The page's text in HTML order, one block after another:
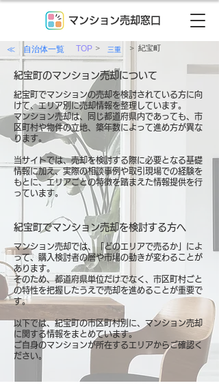
マンション売却窓口
≪ 自治体一覧 TOP > 三重 > 紀宝町
紀宝町のマンション売却について
紀宝町でマンションの売却を検討されている方に向
けて、エリア別に売却情報を整理しています。
マンション売却は、同じ都道府県内であっても、市
区町村や物件の立地、築年数によって進め方が異な
ります。
当サイトでは、売却を検討する際に必要となる基礎
情報に加え、実際の相談事例や取引現場での経験を
もとに、エリアごとの特徴を踏まえた情報提供を行
っています。
紀宝町でマンション売却を検討する方へ
マンション売却では、「どのエリアで売るか」によ
って、購入検討者の層や市場の動きが変わることが
あります。
そのため、都道府県単位だけでなく、市区町村ごと
の特性を把握したうえで売却を進めることが重要で
す。
以下では、紀宝町の市区町村別に、マンション売却
に関する情報をまとめています。
ご自身のマンションが所在するエリアからご確認く
ださい。